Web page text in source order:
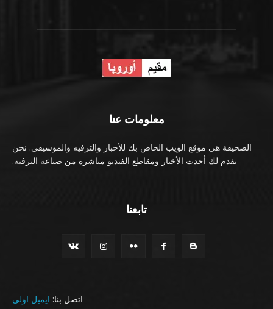
معلومات عنا
الصحيفة هي موقع الويب الخاص بك للأخبار والترفيه والموسيقى. نحن
نقدم لك أحدث الأخبار ومقاطع الفيديو مباشرة من صناعة الترفيه.
تابعنا
اتصل بنا: ايميل اولي